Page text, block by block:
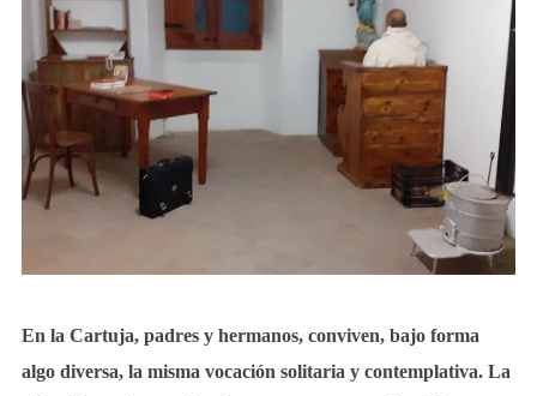
En la Cartuja, padres y hermanos, conviven, bajo forma
algo diversa, la misma vocación solitaria y contemplativa. La